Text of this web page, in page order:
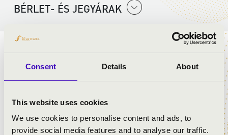
Consent Details About
This website uses cookies
We use cookies to personalise content and ads, to
provide social media features and to analyse our traffic.
BÉRLET- ÉS JEGYÁRAK
MŰSOR: